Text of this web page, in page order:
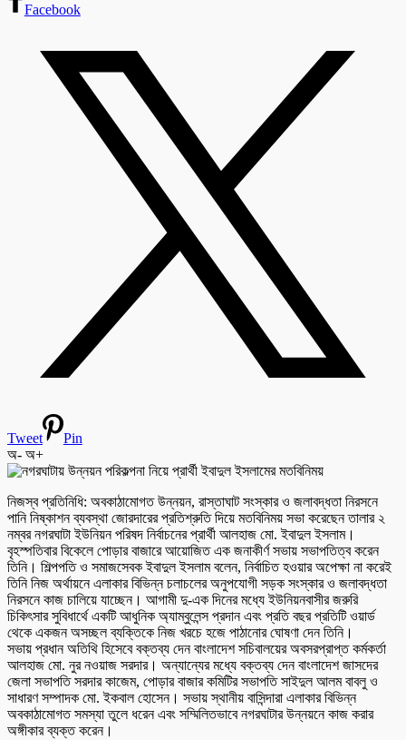
Facebook
Tweet
Pin
অ- অ+
নিজস্ব প্রতিনিধি: অবকাঠামোগত উন্নয়ন, রাস্তাঘাট সংস্কার ও জলাবদ্ধতা নিরসনে
পানি নিষ্কাশন ব্যবস্থা জোরদারের প্রতিশ্রুতি দিয়ে মতবিনিময় সভা করেছেন তালার ২
নম্বর নগরঘাটা ইউনিয়ন পরিষদ নির্বাচনের প্রার্থী আলহাজ মো. ইবাদুল ইসলাম।
বৃহস্পতিবার বিকেলে পোড়ার বাজারে আয়োজিত এক জনাকীর্ণ সভায় সভাপতিত্ব করেন
তিনি। শিল্পপতি ও সমাজসেবক ইবাদুল ইসলাম বলেন, নির্বাচিত হওয়ার অপেক্ষা না করেই
তিনি নিজ অর্থায়নে এলাকার বিভিন্ন চলাচলের অনুপযোগী সড়ক সংস্কার ও জলাবদ্ধতা
নিরসনে কাজ চালিয়ে যাচ্ছেন। আগামী দু-এক দিনের মধ্যে ইউনিয়নবাসীর জরুরি
চিকিৎসার সুবিধার্থে একটি আধুনিক অ্যাম্বুলেন্স প্রদান এবং প্রতি বছর প্রতিটি ওয়ার্ড
থেকে একজন অসচ্ছল ব্যক্তিকে নিজ খরচে হজে পাঠানোর ঘোষণা দেন তিনি।
সভায় প্রধান অতিথি হিসেবে বক্তব্য দেন বাংলাদেশ সচিবালয়ের অবসরপ্রাপ্ত কর্মকর্তা
আলহাজ মো. নুর নওয়াজ সরদার। অন্যান্যের মধ্যে বক্তব্য দেন বাংলাদেশ জাসদের
জেলা সভাপতি সরদার কাজেম, পোড়ার বাজার কমিটির সভাপতি সাইদুল আলম বাবলু ও
সাধারণ সম্পাদক মো. ইকবাল হোসেন। সভায় স্থানীয় বাসিন্দারা এলাকার বিভিন্ন
অবকাঠামোগত সমস্যা তুলে ধরেন এবং সম্মিলিতভাবে নগরঘাটার উন্নয়নে কাজ করার
অঙ্গীকার ব্যক্ত করেন।